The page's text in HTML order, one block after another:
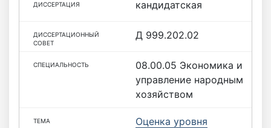
кандидатская
Д 999.202.02
08.00.05 Экономика и
управление народным
хозяйством
Оценка уровня